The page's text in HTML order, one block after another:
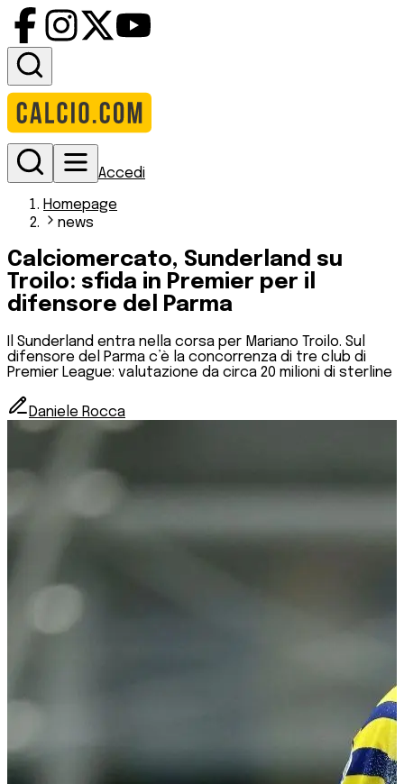
Accedi
Homepage
news
Calciomercato, Sunderland su
Troilo: sfida in Premier per il
difensore del Parma
Il Sunderland entra nella corsa per Mariano Troilo. Sul
difensore del Parma c’è la concorrenza di tre club di
Premier League: valutazione da circa 20 milioni di sterline
Daniele Rocca